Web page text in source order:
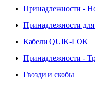
Принадлежности -
Принадлежности
Кабели QUIK-LOK
Принадлежности -
Гвозди и скобы